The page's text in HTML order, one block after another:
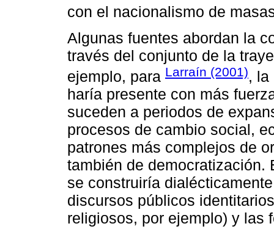
con el nacionalismo de
Algunas fuentes abordan la
través del conjunto de la
ejemplo, para Larraín (2001), la
haría presente con más
suceden a periodos de
procesos de cambio social,
patrones más complejos de
también de democratización.
se construiría
discursos públicos
religiosos, por ejemplo) y las